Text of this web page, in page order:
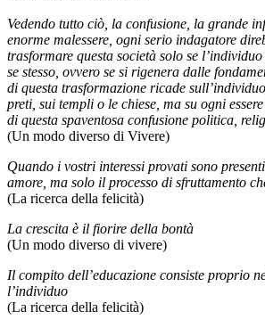
Vedendo tutto ciò, la confusione, la grande
enorme malessere, ogni serio indagatore
trasformare questa società solo se
se stesso, ovvero se si rigenera dalle
di questa trasformazione ricade
preti, sui templi o le chiese, ma su ogni
di questa spaventosa confusione politica,
(Un modo diverso di Vivere)
Quando i vostri interessi provati sono
amore, ma solo il processo di sfruttamento
(La ricerca della felicità)
La crescita è il fiorire della bontà
(Un modo diverso di vivere)
Il compito dell’educazione consiste proprio
l’individuo
(La ricerca della felicità)